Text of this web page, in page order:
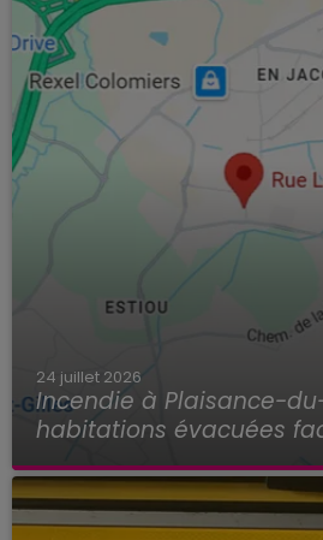
24 juillet 2026
Incendie à Plaisance-
habitations évacuées